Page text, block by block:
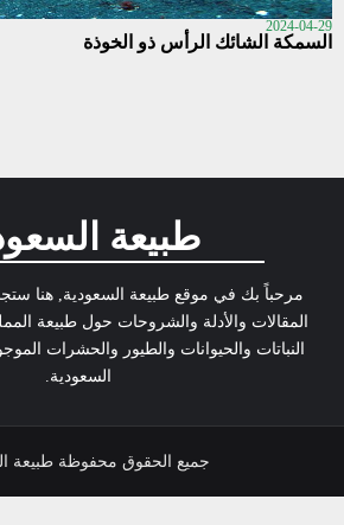
2024-04-29
السمكة الشائك الرأس ذو الخوذة
طبيعة
مرحباً بك في موقع طبيعة السعودية, هنا
المقالات والأدلة والشروحات حول طبيعة
النباتات والحيوانات والطيور والحشرات
السعودية.
جميع الحقوق محفوظة طبيعة